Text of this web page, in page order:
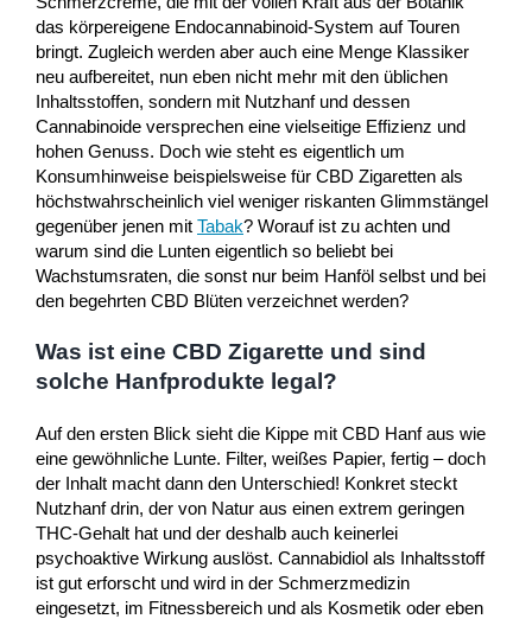
das körpereigene Endocannabinoid-System auf Touren
bringt. Zugleich werden aber auch eine Menge Klassiker
neu aufbereitet, nun eben nicht mehr mit den üblichen
Inhaltsstoffen, sondern mit Nutzhanf und dessen
Cannabinoide versprechen eine vielseitige Effizienz und
hohen Genuss. Doch wie steht es eigentlich um
Konsumhinweise beispielsweise für CBD Zigaretten als
höchstwahrscheinlich viel weniger riskanten Glimmstängel
gegenüber jenen mit Tabak? Worauf ist zu achten und
warum sind die Lunten eigentlich so beliebt bei
Wachstumsraten, die sonst nur beim Hanföl selbst und bei
den begehrten CBD Blüten verzeichnet werden?
Was ist eine CBD Zigarette und sind
solche Hanfprodukte legal?
Auf den ersten Blick sieht die Kippe mit CBD Hanf aus wie
eine gewöhnliche Lunte. Filter, weißes Papier, fertig – doch
der Inhalt macht dann den Unterschied! Konkret steckt
Nutzhanf drin, der von Natur aus einen extrem geringen
THC-Gehalt hat und der deshalb auch keinerlei
psychoaktive Wirkung auslöst. Cannabidiol als Inhaltsstoff
ist gut erforscht und wird in der Schmerzmedizin
eingesetzt, im Fitnessbereich und als Kosmetik oder eben